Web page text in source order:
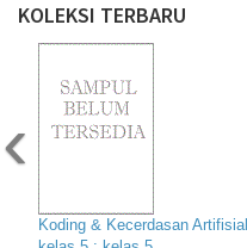
KOLEKSI TERBARU
Koding & Kecerdasan Artifisial
‹